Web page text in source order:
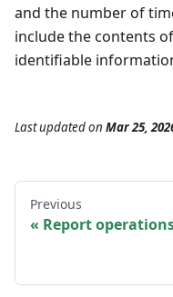
and the number of
include the contents
identifiable
Last updatedon Mar 25,
Previous
Report